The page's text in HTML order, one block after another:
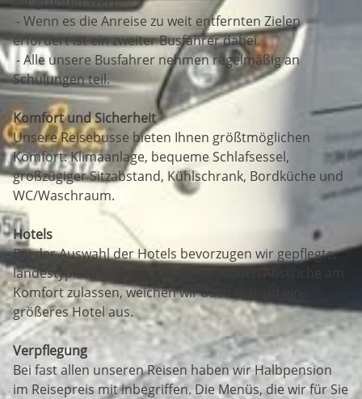
- Wenn es die Anreise zu weit entfernten Zielen
erfordert ist ein zweiter Busfahrer dabei.
- Alle unsere Busfahrer nehmen regelmäßig an
Schulungen teil.
Komfort und Sicherheit
Unsere Reisebusse bieten Ihnen größtmöglichen
Komfort: Klimaanlage, bequeme Schlafsessel,
großzügiger Sitzabstand, Kühlschrank, Bordküche und
WC/Waschraum.
Hotels
Bei der Auswahl der Hotels bevorzugen wir gepflegte,
landestypische Häuser. Bevor wir jedoch Abstriche am
Komfort zulassen, weichen wir auch mal auf ein
größeres Hotel aus.
Verpflegung
Bei fast allen unseren Reisen haben wir Halbpension
im Reisepreis mit inbegriffen. Die Menüs, die wir für Sie